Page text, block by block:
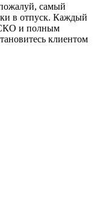
самый
в отпуск. Каждый
и полным
клиентом